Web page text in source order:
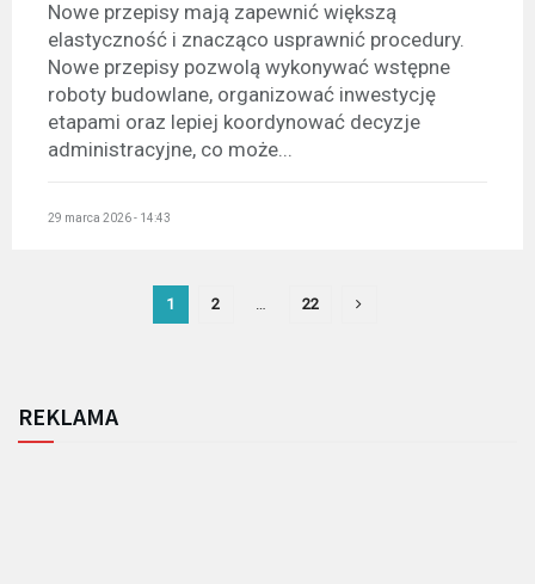
Nowe przepisy mają zapewnić większą
elastyczność i znacząco usprawnić procedury.
Nowe przepisy pozwolą wykonywać wstępne
roboty budowlane, organizować inwestycję
etapami oraz lepiej koordynować decyzje
administracyjne, co może...
29 marca 2026 - 14:43
1 2 22
REKLAMA